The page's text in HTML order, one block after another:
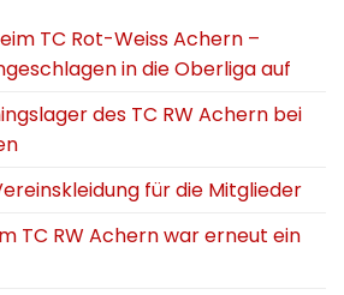
TC Rot-Weiss Achern –
in die Oberliga auf
des TC RW Achern bei
für die Mitglieder
TC RW Achern war erneut ein